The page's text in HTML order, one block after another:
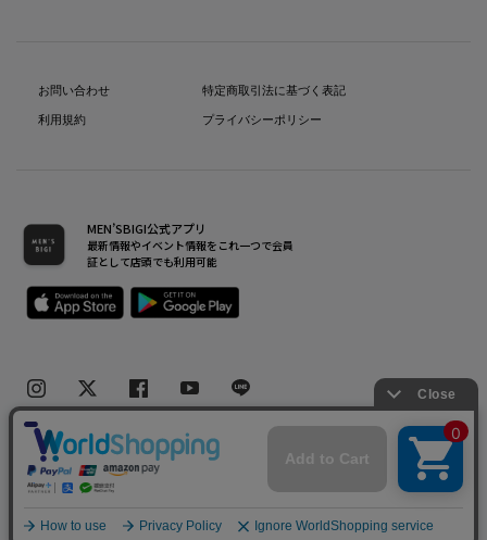
お問い合わせ
利用規約
特定商取引法に基づく表記
プライバシーポリシー
MEN’SBIGI公式アプリ
最新情報やイベント情報をこれ一つで会員
証として店頭でも利用可能
Copyright(C) Bigi Co.,Ltd.All Rights Reserved.